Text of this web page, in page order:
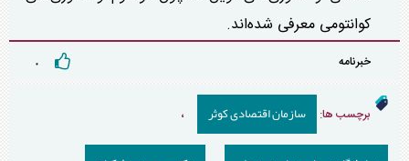
کوانتومی معرفی شده‌اند.
خبرنامه ۰
برچسب ها: سازمان اقتصادی کوثر ،